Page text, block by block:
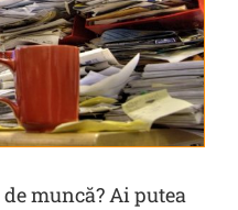
muncă? Ai putea